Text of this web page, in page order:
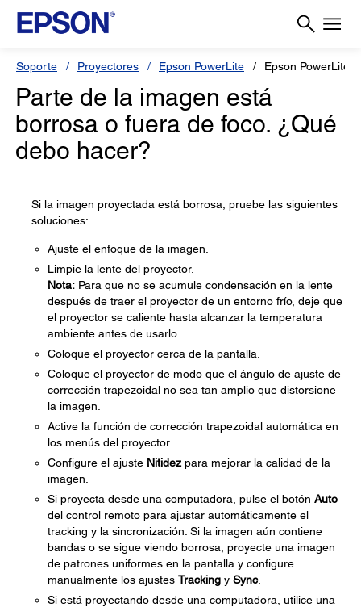
Soporte Proyectores Epson PowerLite Epson PowerLite
Parte de la imagen está
borrosa o fuera de foco. ¿Qué
debo hacer?
Si la imagen proyectada está borrosa, pruebe las siguientes
soluciones:
Ajuste el enfoque de la imagen.
Limpie la lente del proyector.
Nota: Para que no se acumule condensación en la lente
después de traer el proyector de un entorno frío, deje que
el proyector se caliente hasta alcanzar la temperatura
ambiente antes de usarlo.
Coloque el proyector cerca de la pantalla.
Coloque el proyector de modo que el ángulo de ajuste de
corrección trapezoidal no sea tan amplio que distorsione
la imagen.
Active la función de corrección trapezoidal automática en
los menús del proyector.
Configure el ajuste Nitidez para mejorar la calidad de la
imagen.
Si proyecta desde una computadora, pulse el botón Auto
del control remoto para ajustar automáticamente el
tracking y la sincronización. Si la imagen aún contiene
bandas o se sigue viendo borrosa, proyecte una imagen
de patrones uniformes en la pantalla y configure
manualmente los ajustes Tracking y Sync.
Si está proyectando desde una computadora, utilice una